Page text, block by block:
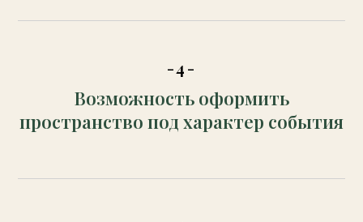
-4-
Возможность оформить
пространство под характер события